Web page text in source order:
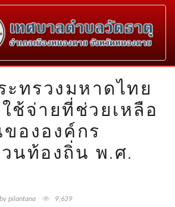
ะทรวงมหาดไทย
ช้จ่ายที่ช่วยเหลือ
ององค์กร
นท้องถิ่น พ.ศ.
by pilantana 9,639